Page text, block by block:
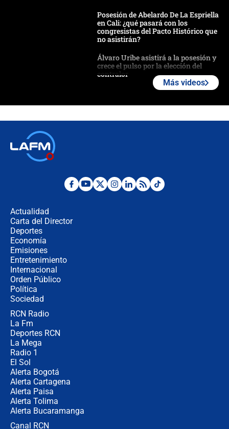
Posesión de Abelardo De La Espriella
en Cali: ¿qué pasará con los
congresistas del Pacto Histórico que
no asistirán?
Álvaro Uribe asistirá a la posesión y
crece el pulso por la elección del
contralor
Estratega de Abelardo de la Espriella
Más videos
Actualidad
Carta del Director
Deportes
Economía
Emisiones
Entretenimiento
Internacional
Orden Público
Política
Sociedad
RCN Radio
La Fm
Deportes RCN
La Mega
Radio 1
El Sol
Alerta Bogotá
Alerta Cartagena
Alerta Paisa
Alerta Tolima
Alerta Bucaramanga
Canal RCN